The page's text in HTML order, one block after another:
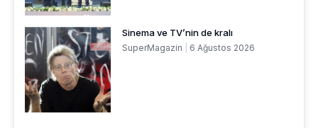
Sinema ve TV’nin de kralı
SuperMagazin 6 Ağustos 2026